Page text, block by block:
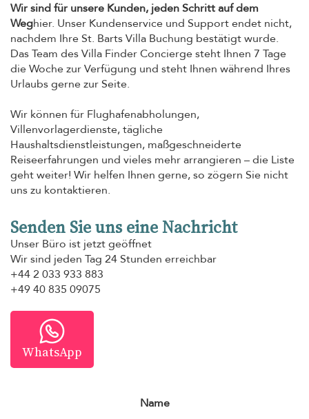
Wir sind für unsere Kunden, jeden Schritt auf dem
Weghier. Unser Kundenservice und Support endet nicht,
nachdem Ihre St. Barts Villa Buchung bestätigt wurde.
Das Team des Villa Finder Concierge steht Ihnen 7 Tage
die Woche zur Verfügung und steht Ihnen während Ihres
Urlaubs gerne zur Seite.
Wir können für Flughafenabholungen,
Villenvorlagerdienste, tägliche
Haushaltsdienstleistungen, maßgeschneiderte
Reiseerfahrungen und vieles mehr arrangieren – die Liste
geht weiter! Wir helfen Ihnen gerne, so zögern Sie nicht
uns zu kontaktieren.
Senden Sie uns eine Nachricht
Unser Büro ist jetzt geöffnet
Wir sind jeden Tag 24 Stunden erreichbar
+44 2 033 933 883
+49 40 835 09075
WhatsApp
Name